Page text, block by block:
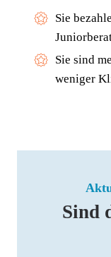
Sie
Sie sind
weni­ger
Sind